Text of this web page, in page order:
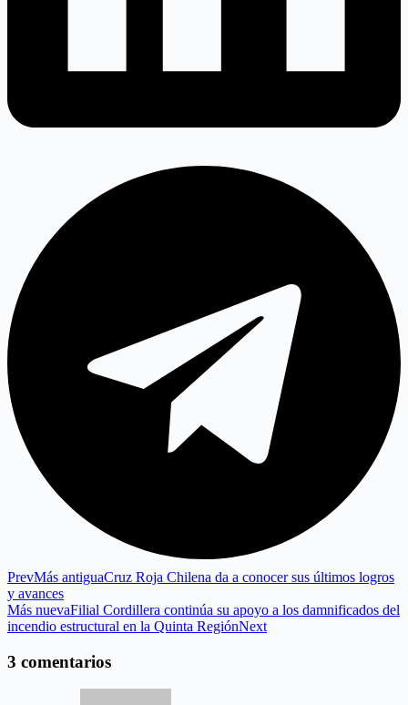
PrevMás antiguaCruz Roja Chilena da a conocer sus últimos logros
y avances
Más nuevaFilial Cordillera continúa su apoyo a los damnificados del
incendio estructural en la Quinta RegiónNext
3 comentarios